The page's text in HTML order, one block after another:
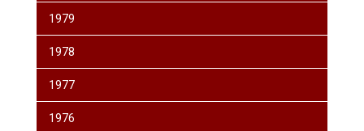
1979
1978
1977
1976